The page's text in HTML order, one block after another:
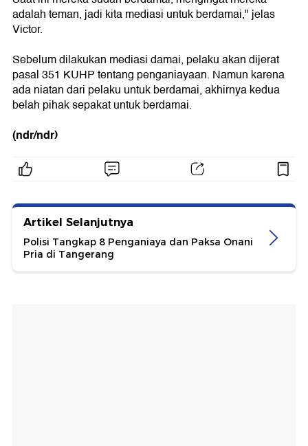
adalah teman, jadi kita mediasi untuk berdamai," jelas
Victor.
Sebelum dilakukan mediasi damai, pelaku akan dijerat
pasal 351 KUHP tentang penganiayaan. Namun karena
ada niatan dari pelaku untuk berdamai, akhirnya kedua
belah pihak sepakat untuk berdamai.
(ndr/ndr)
Artikel Selanjutnya
Polisi Tangkap 8 Penganiaya dan Paksa Onani
Pria di Tangerang